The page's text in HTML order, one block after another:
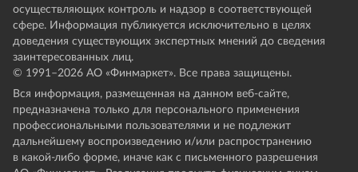
осуществляющих контроль и надзор в соответствующей
сфере. Информация публикуется исключительно в целях
доведения существующих экспертных мнений до сведения
заинтересованных лиц.
© 1991–2026 АО «Финмаркет». Все права защищены.
Вся информация, размещенная на данном веб-сайте,
предназначена только для персонального применения
профессиональными пользователями и не подлежит
дальнейшему воспроизведению и/или распространению
в какой-либо форме, иначе как с письменного разрешения